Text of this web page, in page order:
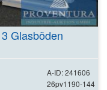
Glasböden
A-ID: 241606
26pv1190-144